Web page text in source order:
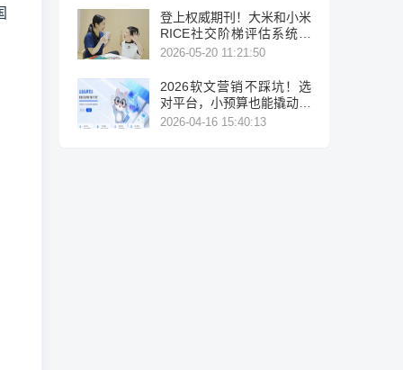
登上权威期刊！大米和小米
RICE社交阶梯评估系统让
特需儿童进步有迹可循
2026-05-20 11:21:50
2026软文营销不踩坑！选
对平台，小预算也能撬动大
流量
2026-04-16 15:40:13